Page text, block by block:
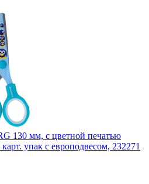
130 мм, с цветной печатью
упак с европодвесом, 232271